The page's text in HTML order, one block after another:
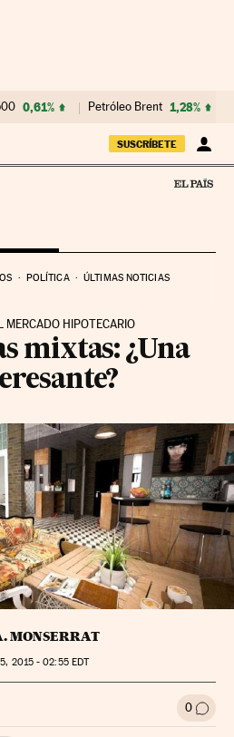
0,61% Petróleo Brent 1,28%
SUSCRÍBETE
POLÍTICA ÚLTIMAS NOTICIAS
MERCADO HIPOTECARIO
mixtas: ¿Una
MONSERRAT
2015 - 02:55EDT
Sociales 0 Ir a